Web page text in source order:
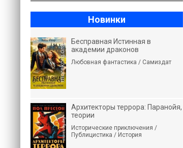
Новинки
Бесправная Истинная в
академии драконов
Любовная фантастика / Самиздат
Архитекторы террора: Паранойя,
теории
Исторические приключения /
Публицистика / История